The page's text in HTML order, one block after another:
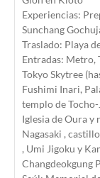
Experiencias:
Sunchang
Traslado: Playa
Entradas: Metro,
Tokyo Skytree
Fushimi Inari,
templo de
Iglesia de Oura
Nagasaki ,
, Umi Jigoku y
Changdeokgung